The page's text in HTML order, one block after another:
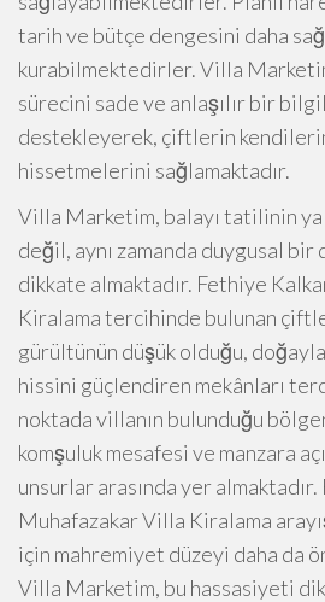
tarih ve bütçe dengesini daha
kurabilmektedirler. Villa
sürecini sade ve anlaşılır bir
destekleyerek, çiftlerin
hissetmelerini sağlamaktadır.
Villa Marketim, balayı tatilinin
değil, aynı zamanda duygusal bir
dikkate almaktadır. Fethiye
Kiralama tercihinde bulunan
gürültünün düşük olduğu,
hissini güçlendiren mekânları
noktada villanın bulunduğu
komşuluk mesafesi ve manzara
unsurlar arasında yer
Muhafazakar Villa Kiralama
için mahremiyet düzeyi daha da
Villa Marketim, bu hassasiyeti